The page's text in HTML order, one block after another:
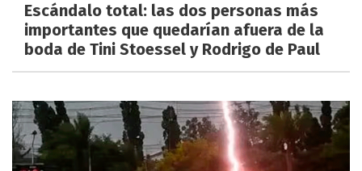
Escándalo total: las dos personas más
importantes que quedarían afuera de la
boda de Tini Stoessel y Rodrigo de Paul